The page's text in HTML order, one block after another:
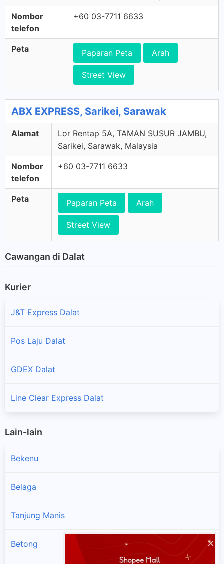
Nombor
telefon
+60 03-7711 6633
Peta Paparan Peta Arah
Street View
ABX EXPRESS, Sarikei, Sarawak
Alamat
Lor Rentap 5A, TAMAN SUSUR JAMBU,
Sarikei, Sarawak, Malaysia
Nombor
telefon
+60 03-7711 6633
Peta Paparan Peta Arah
Street View
Cawangan di Dalat
Kurier
J&T Express Dalat
Pos Laju Dalat
GDEX Dalat
Line Clear Express Dalat
Lain-lain
Bekenu
Belaga
Tanjung Manis
Betong ×